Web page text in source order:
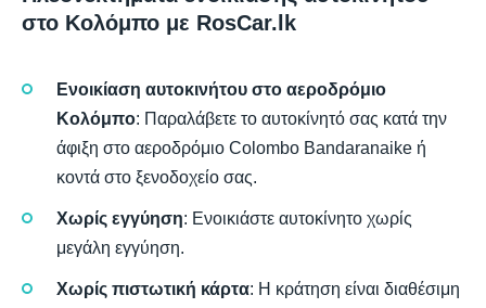
στο Κολόμπο με RosCar.lk
Ενοικίαση αυτοκινήτου στο αεροδρόμιο
Κολόμπο: Παραλάβετε το αυτοκίνητό σας κατά την
άφιξη στο αεροδρόμιο Colombo Bandaranaike ή
κοντά στο ξενοδοχείο σας.
Χωρίς εγγύηση: Ενοικιάστε αυτοκίνητο χωρίς
μεγάλη εγγύηση.
Χωρίς πιστωτική κάρτα: Η κράτηση είναι διαθέσιμη